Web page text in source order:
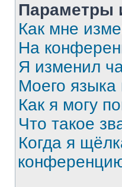
Параметры
Как мне
На
Я изменил
Моего языка
Как я могу
Что такое
Когда я